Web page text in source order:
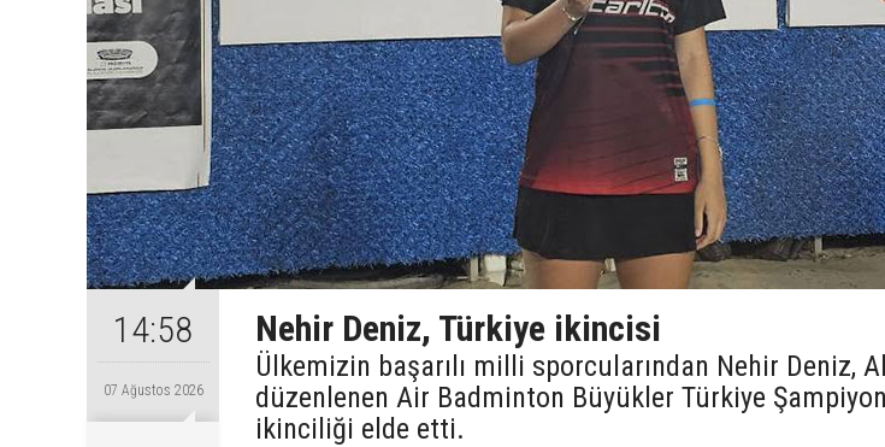
14:58
07 Ağustos 2026
Nehir Deniz, Türkiye ikincisi
Ülkemizin başarılı milli sporcularından Nehir Deniz,
düzenlenen Air Badminton Büyükler Türkiye
ikinciliği elde etti.